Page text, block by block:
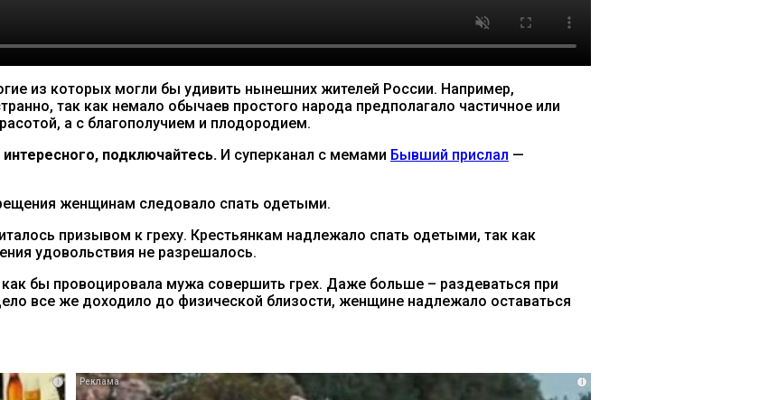
из которых могли бы удивить нынешних жителей России. Например,
так как немало обычаев простого народа предполагало частичное или
а с благополучием и плодородием.
подключайтесь. И суперканал с мемами Бывший прислал —
женщинам следовало спать одетыми.
призывом к греху. Крестьянкам надлежало спать одетыми, так как
удовольствия не разрешалось.
бы провоцировала мужа совершить грех. Даже больше – раздеваться при
все же доходило до физической близости, женщине надлежало оставаться
i i